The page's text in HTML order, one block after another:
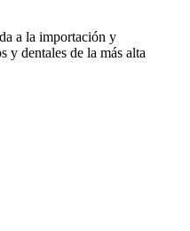
a la importación y
y dentales de la más alta